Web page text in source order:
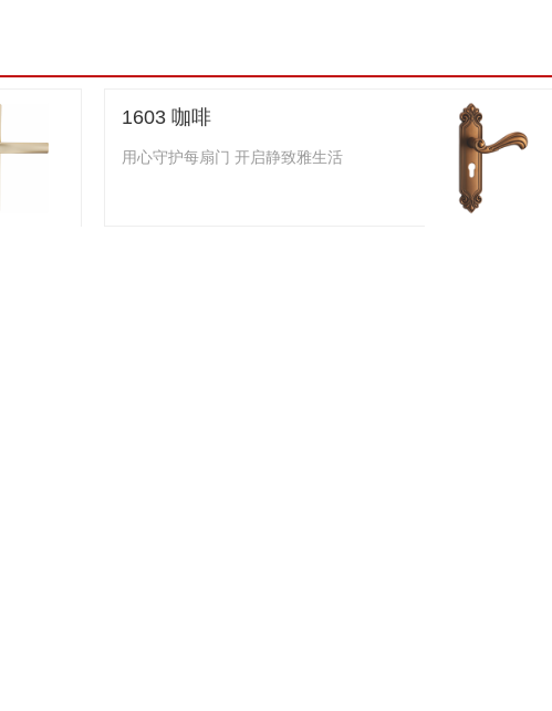
1603 咖啡
用心守护每扇门 开启静致雅生活